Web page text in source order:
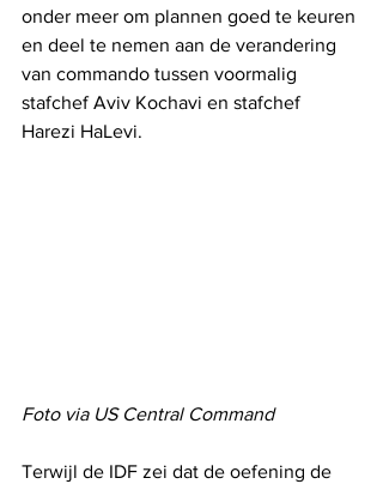
onder meer om plannen goed te keuren
en deel te nemen aan de verandering
van commando tussen voormalig
stafchef Aviv Kochavi en stafchef
Harezi HaLevi.
Foto via US Central Command
Terwijl de IDF zei dat de oefening de